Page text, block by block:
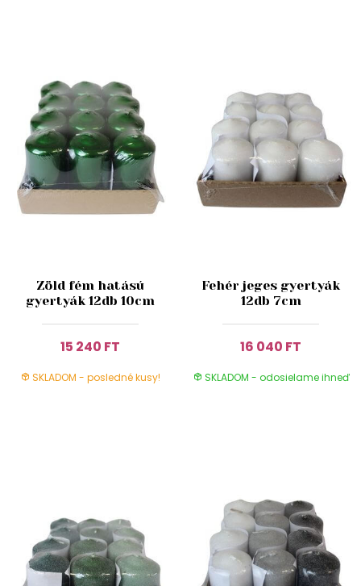
Zöld fém hatású
gyertyák 12db 10cm
15 240 FT
SKLADOM - posledné kusy!
Fehér jeges gyertyák
12db 7cm
16 040 FT
SKLADOM - odosielame ihneď